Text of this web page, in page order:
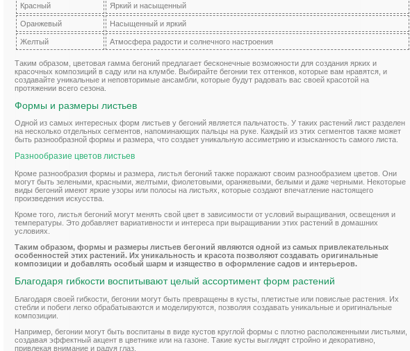
Красный Яркий и насыщенный
Оранжевый Насыщенный и яркий
Желтый Атмосфера радости и солнечного настроения
Таким образом, цветовая гамма бегоний предлагает бесконечные возможности для создания ярких и
красочных композиций в саду или на клумбе. Выбирайте бегонии тех оттенков, которые вам нравятся, и
создавайте уникальные и неповторимые ансамбли, которые будут радовать вас своей красотой на
протяжении всего сезона.
Формы и размеры листьев
Одной из самых интересных форм листьев у бегоний является пальчатость. У таких растений лист разделен
на несколько отдельных сегментов, напоминающих пальцы на руке. Каждый из этих сегментов также может
быть разнообразной формы и размера, что создает уникальную ассиметрию и изысканность самого листа.
Разнообразие цветов листьев
Кроме разнообразия формы и размера, листья бегоний также поражают своим разнообразием цветов. Они
могут быть зелеными, красными, желтыми, фиолетовыми, оранжевыми, белыми и даже черными. Некоторые
виды бегоний имеют яркие узоры или полосы на листьях, которые создают впечатление настоящего
произведения искусства.
Кроме того, листья бегоний могут менять свой цвет в зависимости от условий выращивания, освещения и
температуры. Это добавляет вариативности и интереса при выращивании этих растений в домашних
условиях.
Таким образом, формы и размеры листьев бегоний являются одной из самых привлекательных
особенностей этих растений. Их уникальность и красота позволяют создавать оригинальные
композиции и добавлять особый шарм и изящество в оформление садов и интерьеров.
Благодаря гибкости воспитывают целый ассортимент форм растений
Благодаря своей гибкости, бегонии могут быть превращены в кусты, плетистые или повислые растения. Их
стебли и побеги легко обрабатываются и моделируются, позволяя создавать уникальные и оригинальные
композиции.
Например, бегонии могут быть воспитаны в виде кустов круглой формы с плотно расположенными листьями,
создавая эффектный акцент в цветнике или на газоне. Такие кусты выглядят стройно и декоративно,
привлекая внимание и радуя глаз.